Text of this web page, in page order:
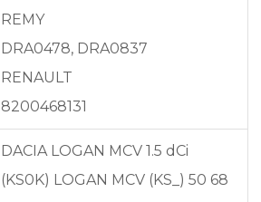
REMY
DRA0478, DRA0837
RENAULT
8200468131
DACIA LOGAN MCV 1.5 dCi
(KS0K) LOGAN MCV (KS_) 50 68